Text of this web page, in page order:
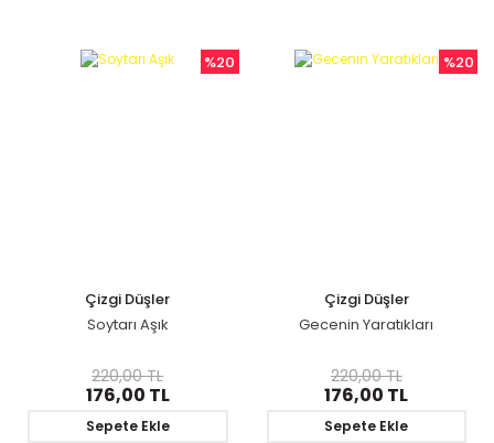
%20
Çizgi Düşler
Soytarı Aşık
176,00 TL
220,00 TL
Sepete Ekle
%20
Çizgi Düşler
Gecenin Yaratıkları
176,00 TL
220,00 TL
Sepete Ekle